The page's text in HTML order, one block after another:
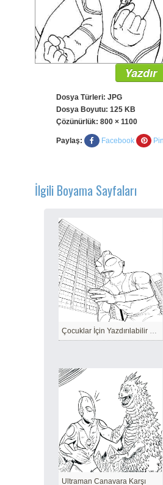
Yazdır
Dosya Türleri: JPG
Dosya Boyutu: 125 KB
Çözünürlük: 800 × 1100
Paylaş: Facebook
İlgili Boyama Sayfaları
Çocuklar İçin Yazdırılabilir Ultraman
Ultraman Canavara Karşı